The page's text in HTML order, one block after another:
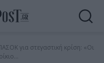
για στεγαστική κρίση: «Οι